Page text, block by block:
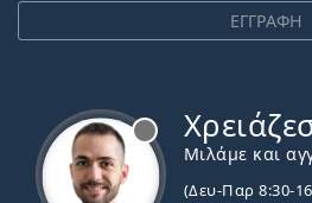
ΕΓΓΡΑΦΗ
Μιλάμε και
(Δευ-Παρ 8:30-